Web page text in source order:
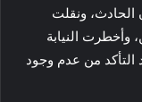
الحادث، ونقلت
النيابة
التأكد من عدم وجود